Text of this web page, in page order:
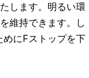
します。明るい環
維持できます。し
にFストップを下